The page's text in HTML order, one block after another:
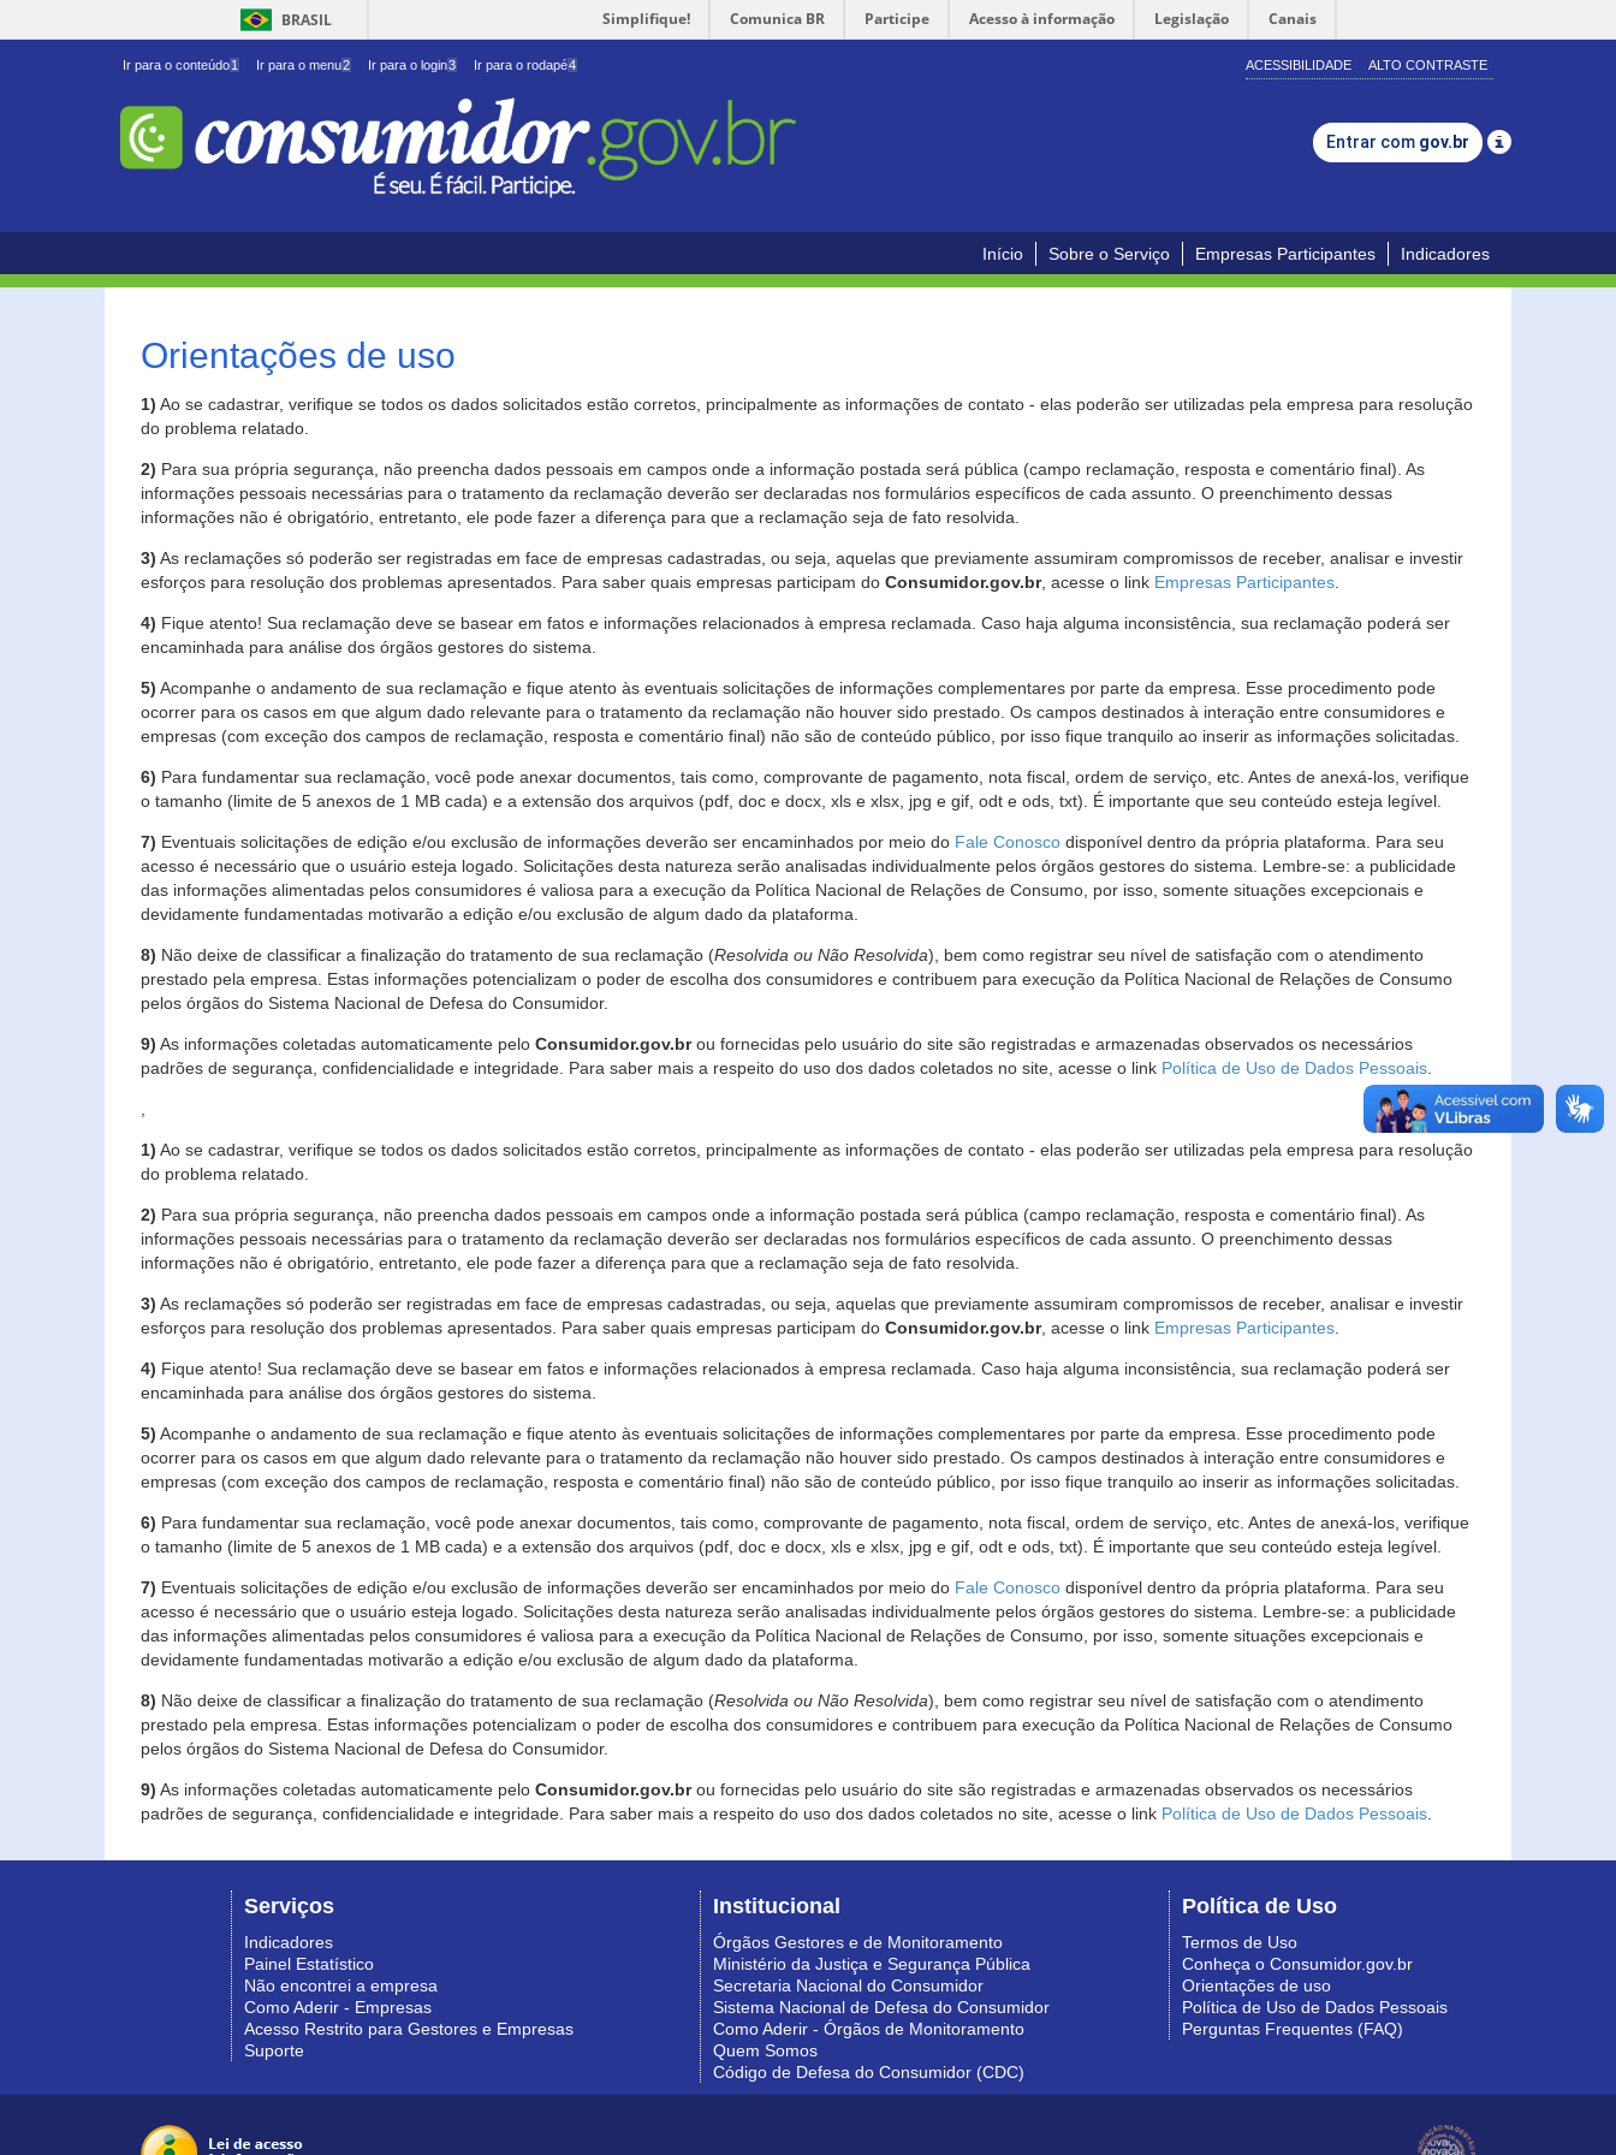
BRASIL Simplifique! Comunica BR Participe Acesso à informação Legislação Canais
Ir para o conteúdo1 Ir para o menu2 Ir para o login3 Ir para o rodapé4 ACESSIBILIDADE ALTO CONTRASTE
Entrar com gov.br
Início Sobre o Serviço Empresas Participantes Indicadores
Orientações de uso
1) Ao se cadastrar, verifique se todos os dados solicitados estão corretos, principalmente as informações de contato - elas poderão ser utilizadas pela empresa para resolução
do problema relatado.
2) Para sua própria segurança, não preencha dados pessoais em campos onde a informação postada será pública (campo reclamação, resposta e comentário final). As
informações pessoais necessárias para o tratamento da reclamação deverão ser declaradas nos formulários específicos de cada assunto. O preenchimento dessas
informações não é obrigatório, entretanto, ele pode fazer a diferença para que a reclamação seja de fato resolvida.
3) As reclamações só poderão ser registradas em face de empresas cadastradas, ou seja, aquelas que previamente assumiram compromissos de receber, analisar e investir
esforços para resolução dos problemas apresentados. Para saber quais empresas participam do Consumidor.gov.br, acesse o link Empresas Participantes
4) Fique atento! Sua reclamação deve se basear em fatos e informações relacionados à empresa reclamada. Caso haja alguma inconsistência, sua reclamação poderá ser
encaminhada para análise dos órgãos gestores do sistema.
5) Acompanhe o andamento de sua reclamação e fique atento às eventuais solicitações de informações complementares por parte da empresa. Esse procedimento pode
ocorrer para os casos em que algum dado relevante para o tratamento da reclamação não houver sido prestado. Os campos destinados à interação entre consumidores e
empresas (com exceção dos campos de reclamação, resposta e comentário final) não são de conteúdo público, por isso fique tranquilo ao inserir as informações solicitadas.
6) Para fundamentar sua reclamação, você pode anexar documentos, tais como, comprovante de pagamento, nota fiscal, ordem de serviço, etc. Antes de anexá-los, verifique
o tamanho (limite de 5 anexos de 1 MB cada) e a extensão dos arquivos (pdf, doc e docx, xls e xlsx, jpg e gif, odt e ods, txt). É importante que seu conteúdo esteja legível.
7) Eventuais solicitações de edição e/ou exclusão de informações deverão ser encaminhados por meio do Fale Conosco disponível dentro da própria plataforma. Para seu
acesso é necessário que o usuário esteja logado. Solicitações desta natureza serão analisadas individualmente pelos órgãos gestores do sistema. Lembre-se: a publicidade
das informações alimentadas pelos consumidores é valiosa para a execução da Política Nacional de Relações de Consumo, por isso, somente situações excepcionais e
devidamente fundamentadas motivarão a edição e/ou exclusão de algum dado da plataforma.
8) Não deixe de classificar a finalização do tratamento de sua reclamação (Resolvida ou Não Resolvida), bem como registrar seu nível de satisfação com o atendimento
prestado pela empresa. Estas informações potencializam o poder de escolha dos consumidores e contribuem para execução da Política Nacional de Relações de Consumo
pelos órgãos do Sistema Nacional de Defesa do Consumidor.
9) As informações coletadas automaticamente pelo Consumidor.gov.brou fornecidas pelo usuário do site são registradas e armazenadas observados os necessários
padrões de segurança, confidencialidade e integridade. Para saber mais a respeito do uso dos dados coletados no site, acesse o link Política de Uso de Dados Pessoais
1) Ao se cadastrar, verifique se todos os dados solicitados estão corretos, principalmente as informações de contato - elas poderão ser utilizadas pela empresa para resolução
do problema relatado.
2) Para sua própria segurança, não preencha dados pessoais em campos onde a informação postada será pública (campo reclamação, resposta e comentário final). As
informações pessoais necessárias para o tratamento da reclamação deverão ser declaradas nos formulários específicos de cada assunto. O preenchimento dessas
informações não é obrigatório, entretanto, ele pode fazer a diferença para que a reclamação seja de fato resolvida.
3) As reclamações só poderão ser registradas em face de empresas cadastradas, ou seja, aquelas que previamente assumiram compromissos de receber, analisar e investir
esforços para resolução dos problemas apresentados. Para saber quais empresas participam do Consumidor.gov.br, acesse o link Empresas Participantes
4) Fique atento! Sua reclamação deve se basear em fatos e informações relacionados à empresa reclamada. Caso haja alguma inconsistência, sua reclamação poderá ser
encaminhada para análise dos órgãos gestores do sistema.
5) Acompanhe o andamento de sua reclamação e fique atento às eventuais solicitações de informações complementares por parte da empresa. Esse procedimento pode
ocorrer para os casos em que algum dado relevante para o tratamento da reclamação não houver sido prestado. Os campos destinados à interação entre consumidores e
empresas (com exceção dos campos de reclamação, resposta e comentário final) não são de conteúdo público, por isso fique tranquilo ao inserir as informações solicitadas.
6) Para fundamentar sua reclamação, você pode anexar documentos, tais como, comprovante de pagamento, nota fiscal, ordem de serviço, etc. Antes de anexá-los, verifique
o tamanho (limite de 5 anexos de 1 MB cada) e a extensão dos arquivos (pdf, doc e docx, xls e xlsx, jpg e gif, odt e ods, txt). É importante que seu conteúdo esteja legível.
7) Eventuais solicitações de edição e/ou exclusão de informações deverão ser encaminhados por meio do Fale Conosco disponível dentro da própria plataforma. Para seu
acesso é necessário que o usuário esteja logado. Solicitações desta natureza serão analisadas individualmente pelos órgãos gestores do sistema. Lembre-se: a publicidade
das informações alimentadas pelos consumidores é valiosa para a execução da Política Nacional de Relações de Consumo, por isso, somente situações excepcionais e
devidamente fundamentadas motivarão a edição e/ou exclusão de algum dado da plataforma.
8) Não deixe de classificar a finalização do tratamento de sua reclamação (Resolvida ou Não Resolvida), bem como registrar seu nível de satisfação com o atendimento
prestado pela empresa. Estas informações potencializam o poder de escolha dos consumidores e contribuem para execução da Política Nacional de Relações de Consumo
pelos órgãos do Sistema Nacional de Defesa do Consumidor.
9) As informações coletadas automaticamente pelo Consumidor.gov.brou fornecidas pelo usuário do site são registradas e armazenadas observados os necessários
padrões de segurança, confidencialidade e integridade. Para saber mais a respeito do uso dos dados coletados no site, acesse o link Política de Uso de Dados Pessoais
Serviços
Indicadores
Painel Estatístico
Não encontrei a empresa
Como Aderir - Empresas
Acesso Restrito para Gestores e Empresas
Suporte
Institucional
Órgãos Gestores e de Monitoramento
Ministério da Justiça e Segurança Pública
Secretaria Nacional do Consumidor
Sistema Nacional de Defesa do Consumidor
Como Aderir - Órgãos de Monitoramento
Quem Somos
Código de Defesa do Consumidor (CDC)
Política de Uso
Termos de Uso
Conheça o Consumidor.gov.br
Orientações de uso
Política de Uso de Dados Pessoais
Perguntas Frequentes (FAQ)